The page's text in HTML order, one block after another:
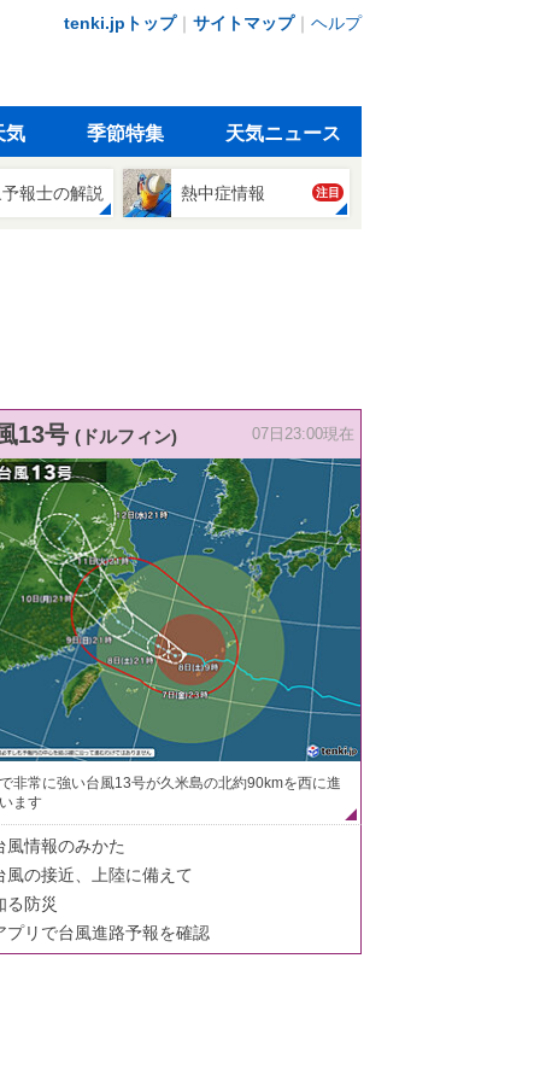
tenki.jpトップ｜ サイトマップ｜ ヘルプ
気 季節特集 天気ニュース
報士の解説 熱中症情報 注目
13号 (ドルフィン) 07日23:00現在
非常に強い台風13号が久米島の北約90kmを西に進
ます
風情報のみかた
風の接近、上陸に備えて
る防災
プリで台風進路予報を確認